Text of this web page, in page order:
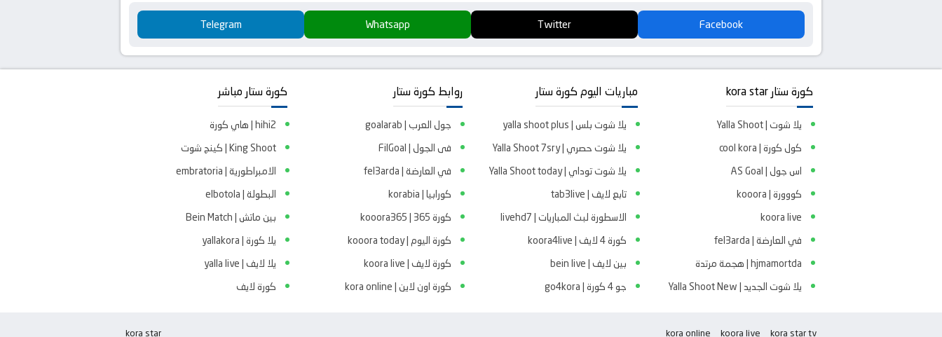
Facebook
Twitter
Whatsapp
Telegram
كورة ستار kora star
يلا شوت | Yalla Shoot
كول كورة | cool kora
اس جول | AS Goal
كووورة | kooora
koora live
في العارضة | fel3arda
hjmamortda | هجمة مرتدة
يلا شوت الجديد | Yalla Shoot New
مباريات اليوم كورة ستار
يلا شوت بلس | yalla shoot plus
يلا شوت حصري | Yalla Shoot 7sry
يلا شوت توداي | Yalla Shoot today
تابع لايف | tab3live
الاسطورة لبث المباريات | livehd7
كورة 4 لايف | koora4live
بين لايف | bein live
جو 4 كورة | go4kora
روابط كورة ستار
جول العرب | goalarab
فى الجول | FilGoal
في العارضة | fel3arda
كورابيا | korabia
كورة 365 | kooora365
كورة اليوم | kooora today
كورة لايف | koora live
كورة اون لاين | kora online
كورة ستار مباشر
hihi2 | هاي كورة
King Shoot | كينج شوت
الامبراطورية | embratoria
البطولة | elbotola
بين ماتش | Bein Match
يلا كورة | yallakora
يلا لايف | yalla live
كورة لايف
kora star tv
koora live
kora online
kora star